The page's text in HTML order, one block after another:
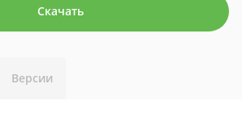
Скачать
Версии